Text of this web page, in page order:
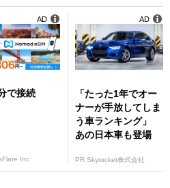
で接続
Inc
AD
「たった1年でオー
ナーが手放してしま
う車ランキング」
あの日本車も登場
PR Skyrocket株式会社
AD